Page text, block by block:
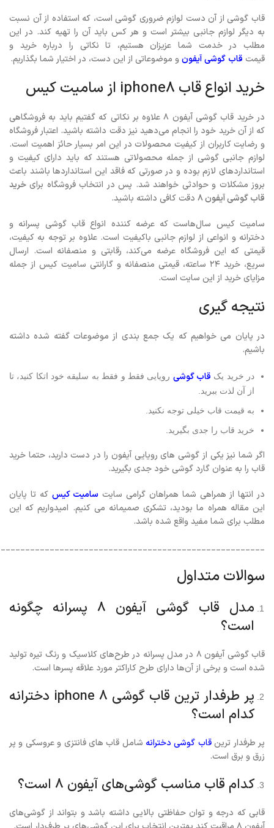
قاب گوشی از آن دست لوازم ضروری گوشی است، که استفاده از آن نسبت
به دیگر لوازم جانبی بیشتر است و هر کس باید آن را تهیه کند. در این
مطلب در خدمت شما عزیزان هستیم، تا نکاتی را درباره خرید و
قیمت قاب گوشیآیفونو موضوعاتی از این دست، در اختیار شما بگذاریم.
خرید انواع قاب iphone8 از سامیت کیس
در خرید قاب گوشی آیفون ۸ علاوه بر نکاتی که گفتیم باید به فروشگاهی
که از آن خرید خود را انجام می‌دهید نیز دقت داشته باشید. اعتبار فروشگاه
و رضایت کاربران از کیفیت محصولات در این امر بسیار حائز اهمیت است.
لوازم جانبی گوشی از جمله محصولاتی هستند که باید دارای کیفیت و
استانداردهای لازم بوده و در صورتی که فاقد این استانداردها باشند باعث
بروز مشکلات و حوادثی خواهند شد. پس در انتخاب فروشگاه برای خرید
قاب گوشی آیفون ۸
دقت کافی داشته باشید.
سامیت کیس سال‌هاست که عرضه کننده انواع قاب گوشی پسرانه و
دخترانه و انواعی از لوازم جانبی باکیفیت است. علاوه بر توجه به کیفیت،
قیمتی که این فروشگاه عرضه می‌کند، رقابتی و منصفانه است. ارسال
سریع، خرید ۲۴ ساعته، قیمتی منصفانه و گارانتی سامیت کیس از جمله
مزایای خرید از این سایت است.
نتیجه گیری
در پایان می خواهیم که یک جمع بندی از موضوعات گفته شده داشته
باشیم.
در خرید یک قابگوشی رویایی فقط و فقط به سلیقه خود اتکا کنید، تا
از آن لذت ببرید.
به قیمت قاب خیلی توجه نکنید.
خرید قاب را جدی بگیرید.
اگر شما نیز یکی از گوشی های رویایی آیفون را در دست دارید، حتما خرید
قاب را به عنوان گارد گوشی خود جدی بگیرید.
در انتها از همراهی شما همراهان گرامی سایت سامیت کیس که تا پایان
این مقاله همراه ما بودید، تشکری صمیمانه می کنیم. امیدواریم که این
مطلب برای شما مفید واقع شده باشد.
______________________________________________________
سوالات متداول
مدل قاب گوشی آیفون ۸ پسرانه چگونه
است؟
قاب گوشی آیفون ۸ در مدل پسرانه در طرح‌های کلاسیک و رنگ تیره تولید
شده است و برخی از آن‌ها دارای طرح کاراکتر مورد علاقه پسرها است.
پر طرفدار ترین قاب گوشی iphone 8 دخترانه
کدام است؟
پر طرفدار ترین قاب گوشی دخترانه شامل قاب های فانتزی و عروسکی و پر
زرق و برق است.
کدام قاب مناسب گوشی‌های آیفون ۸ است؟
قابی که درجه و توان حفاظتی بالایی داشته باشد و بتواند از گوشی‌های